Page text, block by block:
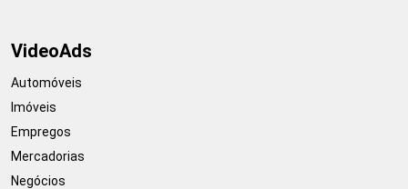
VideoAds
Automóveis
Imóveis
Empregos
Mercadorias
Negócios